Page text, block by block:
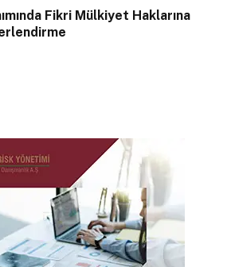
Fikri Mülkiyet Haklarına